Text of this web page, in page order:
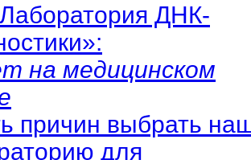
ДНК-
на медицинском
причин выбрать
для